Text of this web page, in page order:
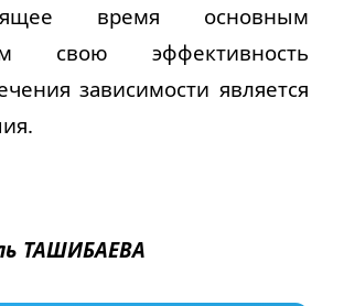
время основным
свою эффективность
зависимости является
ТАШИБАЕВА